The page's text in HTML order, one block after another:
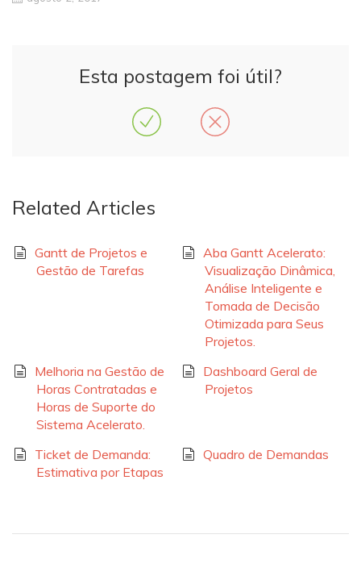
Esta postagem foi útil?
Related Articles
Gantt de Projetos e
Gestão de Tarefas
Aba Gantt Acelerato:
Visualização Dinâmica,
Análise Inteligente e
Tomada de Decisão
Otimizada para Seus
Projetos.
Melhoria na Gestão de
Horas Contratadas e
Horas de Suporte do
Sistema Acelerato.
Dashboard Geral de
Projetos
Ticket de Demanda:
Estimativa por Etapas
Quadro de Demandas